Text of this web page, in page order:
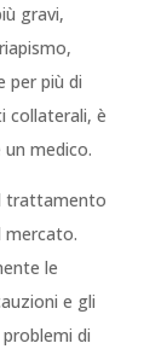
gravi,
per più di
collaterali, è
medico.
trattamento
mercato.
le
e gli
di